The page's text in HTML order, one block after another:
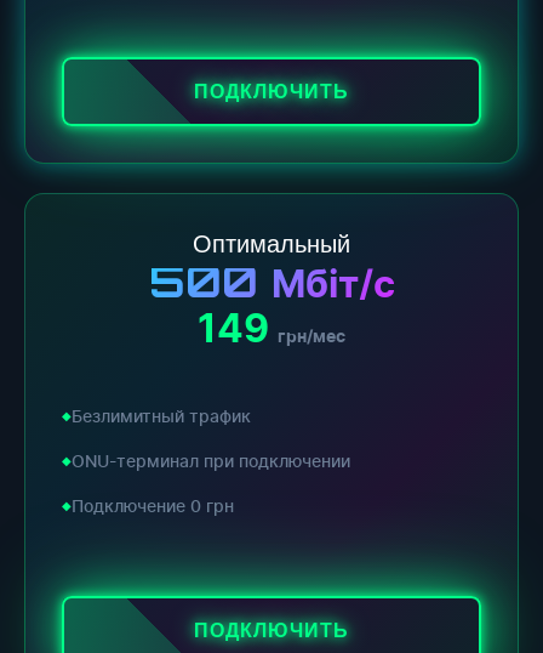
ПОДКЛЮЧИТЬ
Оптимальный
500 Мбіт/с
149 грн/мес
Безлимитный трафик
ONU-терминал при подключении
Подключение 0 грн
ПОДКЛЮЧИТЬ